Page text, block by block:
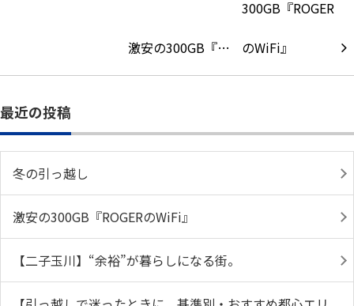
激安の300GB『…
最近の投稿
冬の引っ越し
激安の300GB『ROGERのWiFi』
【二子玉川】“余裕”が暮らしになる街。